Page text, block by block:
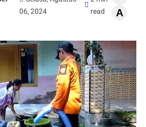
06, 2024
read
A